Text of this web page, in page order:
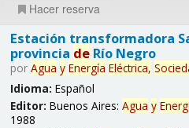
Hacer reserva
Estación transformadora
provincia deRío Negro
por Agua y Energía Eléctrica,
Idioma: Español
Editor: Buenos Aires: Agua y
1988